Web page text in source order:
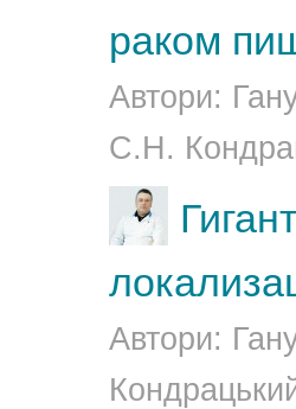
раком
Автори:
С.Н.
Автори: